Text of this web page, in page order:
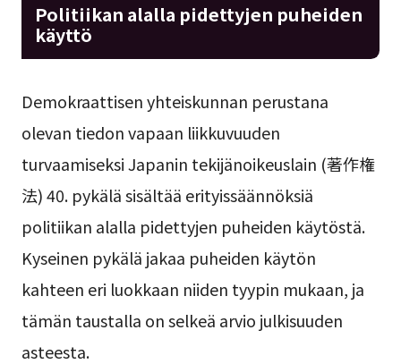
Politiikan alalla pidettyjen puheiden
käyttö
Demokraattisen yhteiskunnan perustana
olevan tiedon vapaan liikkuvuuden
turvaamiseksi Japanin tekijänoikeuslain (著作権
法) 40. pykälä sisältää erityissäännöksiä
politiikan alalla pidettyjen puheiden käytöstä.
Kyseinen pykälä jakaa puheiden käytön
kahteen eri luokkaan niiden tyypin mukaan, ja
tämän taustalla on selkeä arvio julkisuuden
asteesta.